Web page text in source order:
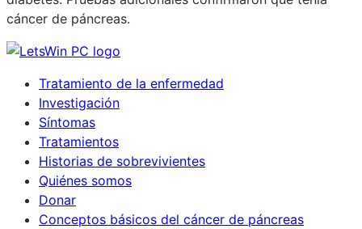
cáncer de páncreas.
Tratamiento de la enfermedad
Investigación
Síntomas
Tratamientos
Historias de sobrevivientes
Quiénes somos
Donar
Conceptos básicos del cáncer de páncreas